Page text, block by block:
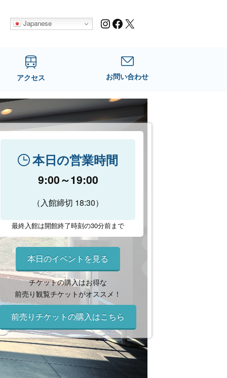
Japanese Instagram
Facebook
X
アクセス お問い合わせ
本日の営業時間
9:00～19:00
（入館締切 18:30）
最終入館は開館終了時刻の30分前まで
本日のイベントを見る
チケットの購入はお得な
前売り観覧チケットがオススメ！
前売りチケットの購入はこちら